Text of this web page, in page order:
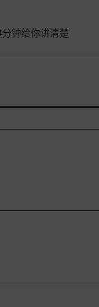
钟给你讲清楚